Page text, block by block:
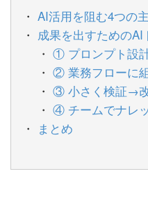
AI活用を阻む4つの
成果を出すための
① プロンプト設
② 業務フローに
③ 小さく検証→
④ チームでナレ
まとめ